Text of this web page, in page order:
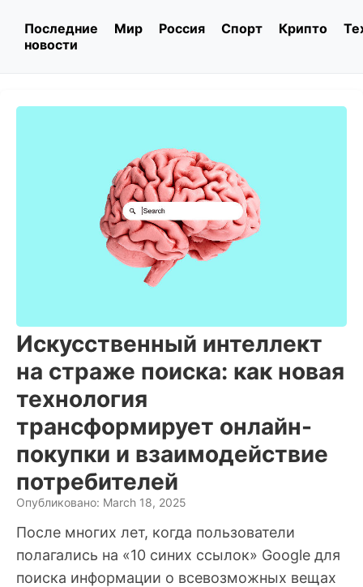
Последние
новости
Мир Россия Спорт Крипто
Искусственный интеллект
на страже поиска: как новая
технология
трансформирует онлайн-
покупки и взаимодействие
потребителей
Опубликовано: March 18, 2025
После многих лет, когда пользователи
полагались на «10 синих ссылок» Google для
поиска информации о всевозможных вещах